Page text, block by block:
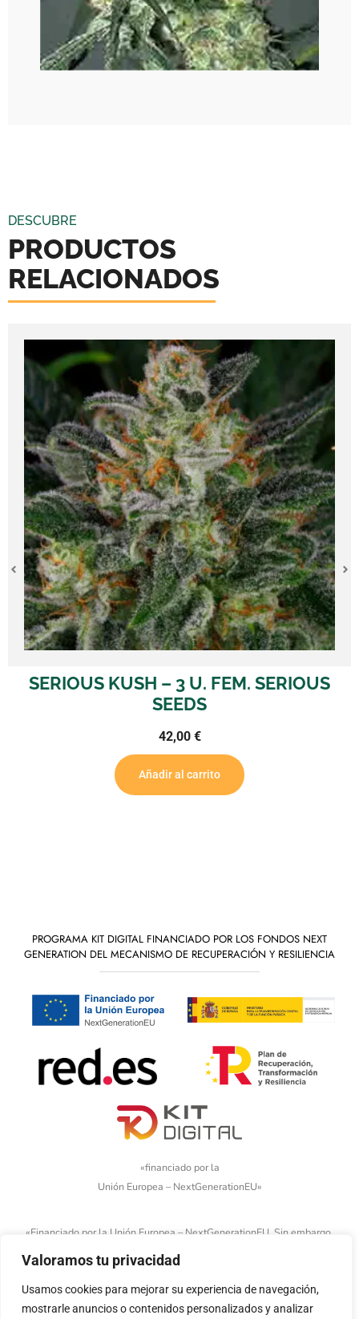
Valoramos tu privacidad
Usamos cookies para mejorar su experiencia de navegación,
mostrarle anuncios o contenidos personalizados y analizar
DESCUBRE
PRODUCTOS
RELACIONADOS
KUSH – 3 U. FEM. SERIOUS
SEEDS
Añadir al carrito
PROGRAMA KIT DIGITAL FINANCIADO POR LOS FONDOS NEXT
GENERATION DEL MECANISMO DE RECUPERACIÓN Y RESILIENCIA
«financiado por la
Unión Europea – NextGenerationEU»
«Financiado por la Unión Europea – NextGenerationEU. Sin embargo,
los puntos de vista y las opiniones expresadas son únicamente los
del autor o autores y no reflejan necesariamente los de la Unión
Europea o la Comisión Europea. Ni la Unión Europea ni la Comisión
Europea pueden ser consideradas responsables de las mismas»